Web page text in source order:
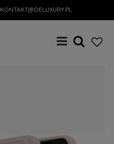
KONTAKT@DELUXURY.PL